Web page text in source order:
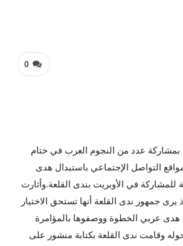
0
بمشاركة عدد من النجوم العرب في ختام
التواصل الإجتماعي باستبدال هدى
في الأوبريت بندى القلعة.وأثارت
جمهور ندى القلعة أنها تستحق الاختيار
هدى عربي الخطوة ووصفوها بالمؤامرة
حوله وقامت ندى القلعة بكتابة منشور على